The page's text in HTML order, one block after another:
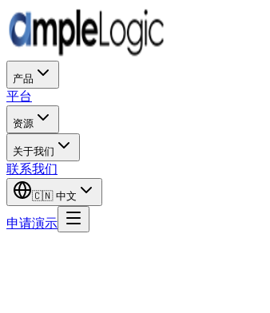
产品
平台
资源
关于我们
联系我们
🇨🇳 中文
申请演示